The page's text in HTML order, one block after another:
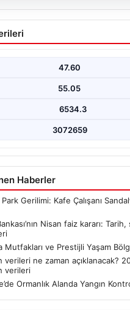
Bankası’nın Nisan
saat ve ekonomist
ayı faiz kararını açıklamak
47.60
55.05
6534.3
3072659
Haberler
Park Gerilimi: Kafe Çalışanı
Nisan faiz kararı:
Mutfakları ve Prestijli Yaşam
verileri ne zaman açıklanacak?
verileri
Ormanlık Alanda Yangın